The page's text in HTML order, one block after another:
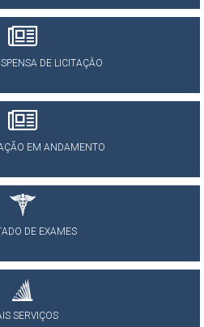
DE LICITAÇÂO
EM ANDAMENTO
DE EXAMES
SERVIÇOS